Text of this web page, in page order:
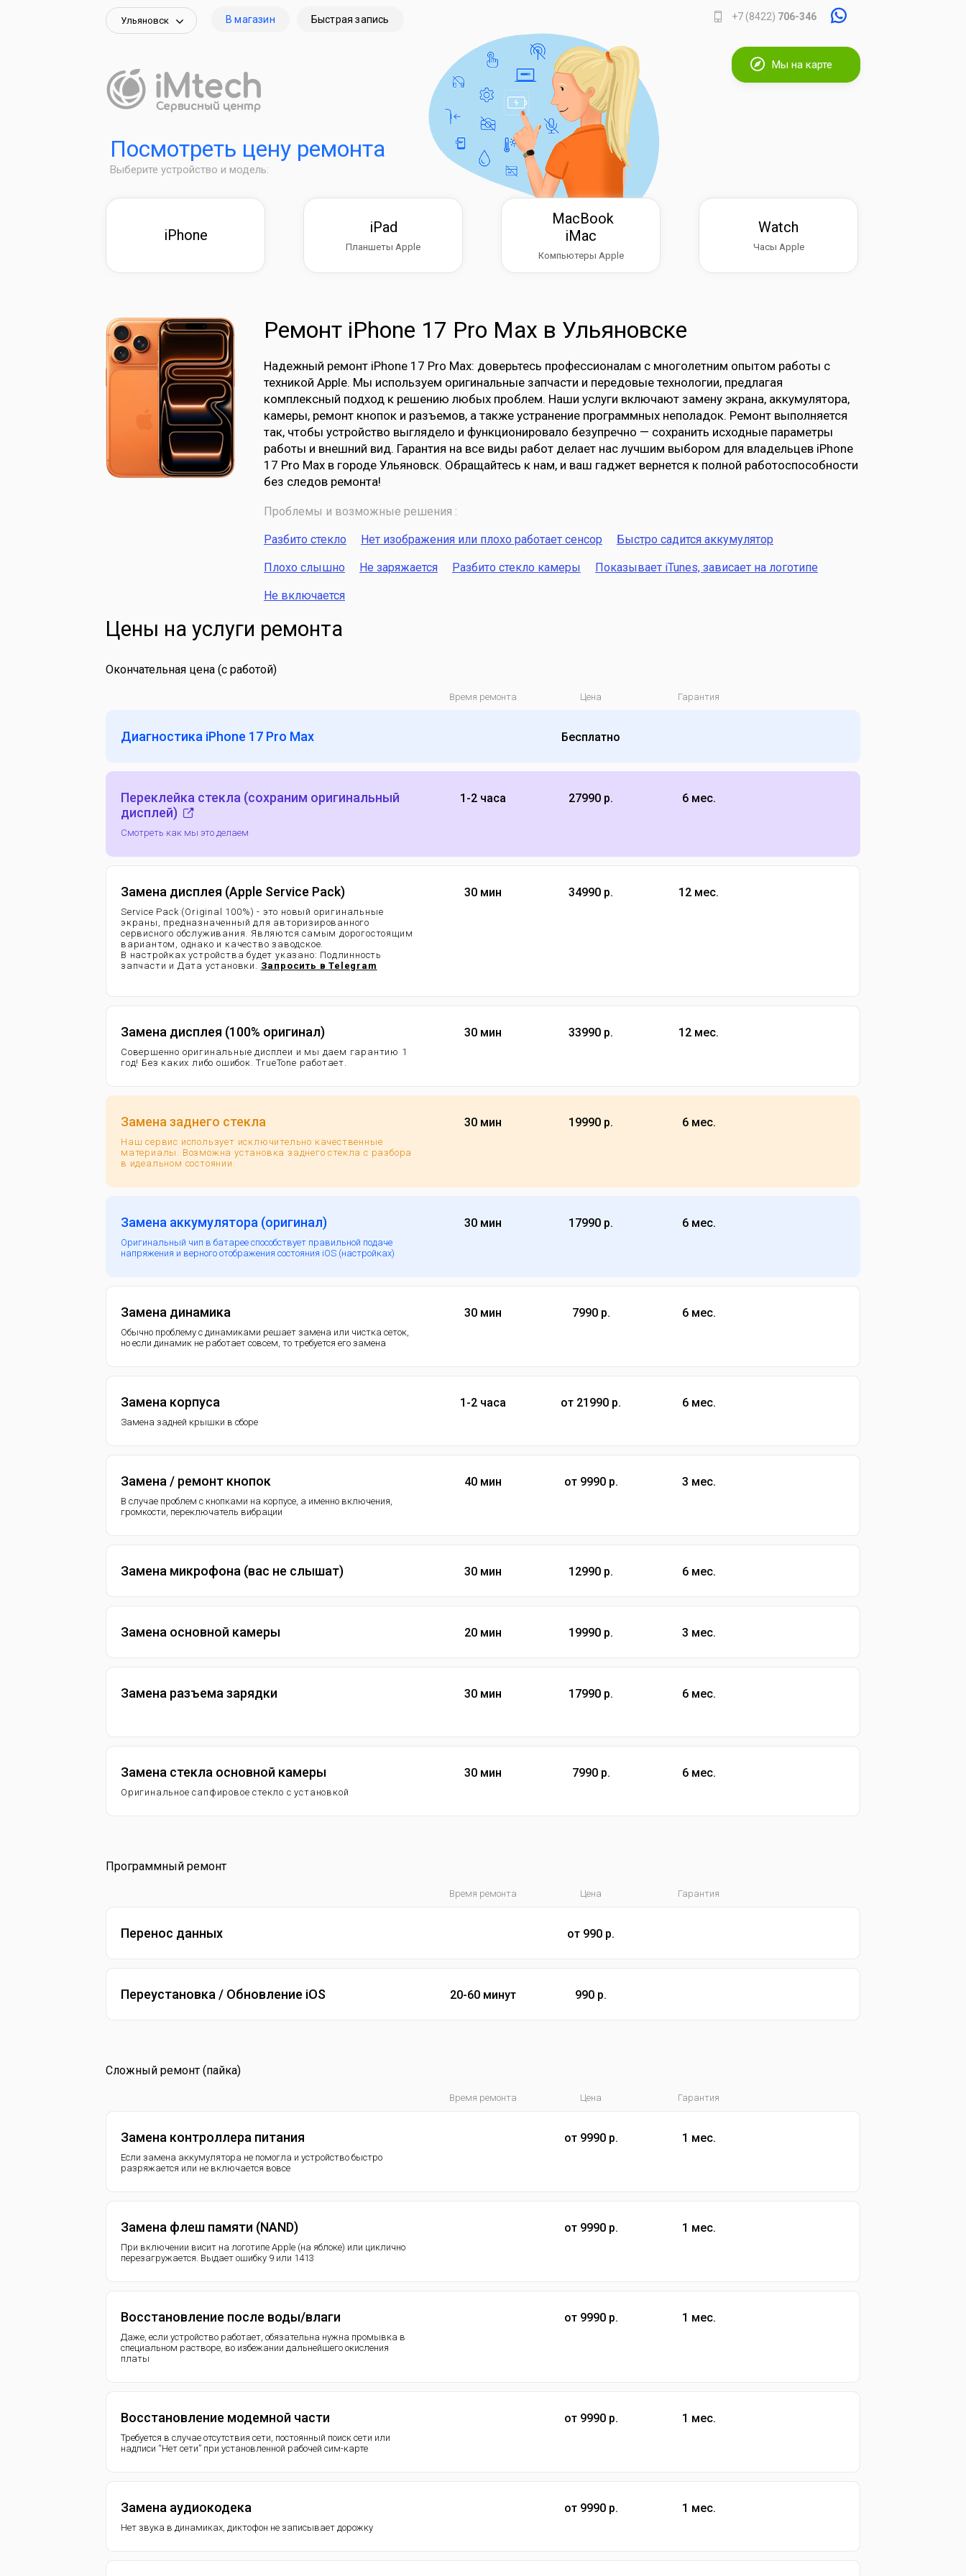
Ульяновск В магазин Быстрая запись +7 (8422) 706-346
Мы на карте
Посмотреть цену ремонта
Выберите устройство и модель:
iPhone iPad
Планшеты Apple
MacBook
iMac
Компьютеры Apple
Watch
Часы Apple
Ремонт iPhone 17 Pro Max в Ульяновске
Надежный ремонт iPhone 17 Pro Max: доверьтесь профессионалам с многолетним опытом работы с
техникой Apple. Мы используем оригинальные запчасти и передовые технологии, предлагая
комплексный подход к решению любых проблем. Наши услуги включают замену экрана, аккумулятора,
камеры, ремонт кнопок и разъемов, а также устранение программных неполадок. Ремонт выполняется
так, чтобы устройство выглядело и функционировало безупречно — сохранить исходные параметры
работы и внешний вид. Гарантия на все виды работ делает нас лучшим выбором для владельцев iPhone
17 Pro Max в городе Ульяновск. Обращайтесь к нам, и ваш гаджет вернется к полной работоспособности
без следов ремонта!
Проблемы и возможные решения :
Разбито стекло Нет изображения или плохо работает сенсор Быстро садится аккумулятор
Плохо слышно Не заряжается Разбито стекло камеры Показывает iTunes, зависает на логотипе
Не включается
Цены на услуги ремонта
Окончательная цена (с работой)
Время ремонта Цена Гарантия
Диагностика iPhone 17 Pro Max Бесплатно
Переклейка стекла (сохраним оригинальный
дисплей)
Смотреть как мы это делаем
1-2 часа 27990 р. 6 мес.
Замена дисплея (Apple Service Pack)
Service Pack (Original 100%) - это новый оригинальные
экраны, предназначенный для авторизированного
сервисного обслуживания. Являются самым дорогостоящим
вариантом, однако и качество заводское.
В настройках устройства будет указано: Подлинность
запчасти и Дата установки. Запросить в Telegram
30 мин 34990 р. 12 мес.
Замена дисплея (100% оригинал)
Совершенно оригинальные дисплеи и мы даем гарантию 1
год! Без каких либо ошибок. TrueTone работает.
30 мин 33990 р. 12 мес.
Замена заднего стекла
Наш сервис использует исключительно качественные
материалы. Возможна установка заднего стекла с разбора
в идеальном состоянии.
30 мин 19990 р. 6 мес.
Замена аккумулятора (оригинал)
Оригинальный чип в батарее способствует правильной подаче
напряжения и верного отображения состояния iOS (настройках)
30 мин 17990 р. 6 мес.
Замена динамика
Обычно проблему с динамиками решает замена или чистка сеток,
но если динамик не работает совсем, то требуется его замена
30 мин 7990 р. 6 мес.
Замена корпуса
Замена задней крышки в сборе
1-2 часа от 21990 р. 6 мес.
Замена / ремонт кнопок
В случае проблем с кнопками на корпусе, а именно включения,
громкости, переключатель вибрации
40 мин от 9990 р. 3 мес.
Замена микрофона (вас не слышат) 30 мин 12990 р. 6 мес.
Замена основной камеры 20 мин 19990 р. 3 мес.
Замена разъема зарядки 30 мин 17990 р. 6 мес.
Замена стекла основной камеры
Оригинальное сапфировое стекло с установкой
30 мин 7990 р. 6 мес.
Программный ремонт
Время ремонта Цена Гарантия
Перенос данных от 990 р.
Переустановка / Обновление iOS 20-60 минут 990 р.
Сложный ремонт (пайка)
Время ремонта Цена Гарантия
Замена контроллера питания
Если замена аккумулятора не помогла и устройство быстро
разряжается или не включается вовсе
от 9990 р. 1 мес.
Замена флеш памяти (NAND)
При включении висит на логотипе Apple (на яблоке) или циклично
перезагружается. Выдает ошибку 9 или 1413
от 9990 р. 1 мес.
Восстановление после воды/влаги
Даже, если устройство работает, обязательна нужна промывка в
специальном растворе, во избежании дальнейшего окисления
платы
от 9990 р. 1 мес.
Восстановление модемной части
Требуется в случае отсутствия сети, постоянный поиск сети или
надписи “Нет сети” при установленной рабочей сим-карте
от 9990 р. 1 мес.
Замена аудиокодека
Нет звука в динамиках, диктофон не записывает дорожку
от 9990 р. 1 мес.